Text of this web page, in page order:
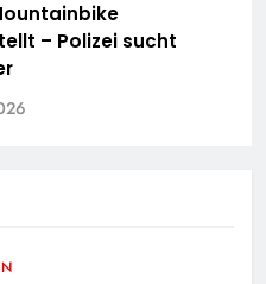
– Polizei sucht